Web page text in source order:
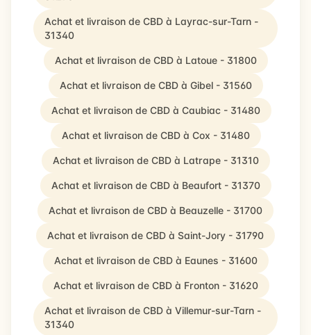
Achat et livraison de CBD à Layrac-sur-Tarn -
31340
Achat et livraison de CBD à Latoue - 31800
Achat et livraison de CBD à Gibel - 31560
Achat et livraison de CBD à Caubiac - 31480
Achat et livraison de CBD à Cox - 31480
Achat et livraison de CBD à Latrape - 31310
Achat et livraison de CBD à Beaufort - 31370
Achat et livraison de CBD à Beauzelle - 31700
Achat et livraison de CBD à Saint-Jory - 31790
Achat et livraison de CBD à Eaunes - 31600
Achat et livraison de CBD à Fronton - 31620
Achat et livraison de CBD à Villemur-sur-Tarn -
31340